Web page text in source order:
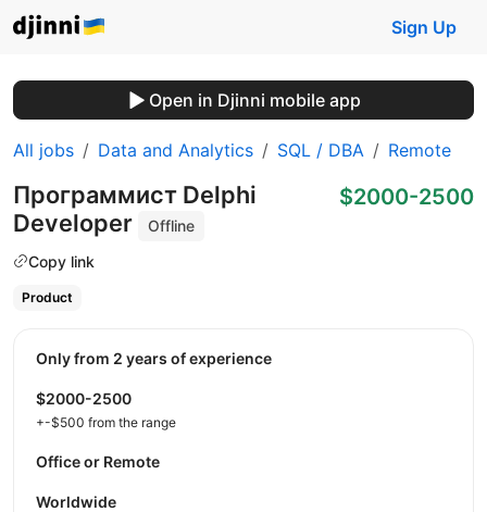
Sign Up
Open in Djinni mobile app
All jobs Data and Analytics SQL / DBA Remote
Программист Delphi
Developer
Offline
Copy link
$2000-2500
Product
Only from 2 years of experience
$2000-2500
+-$500 from the range
Office or Remote
Worldwide